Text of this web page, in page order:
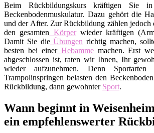
Beim Rückbildungskurs kräftigen Sie
Beckenbodenmuskulatur. Dazu gehört die
und der After. Zur Rückbildung zählen jedoch
den gesamten Körperwieder kräftigen
Damit Sie dieÜbungen richtig machen,
besten bei einerHebammemachen. Erst
abgeschlossen ist, raten wir Ihnen, Ihr
wieder aufzunehmen. Denn
Trampolinspringen belasten den
Rückbildung, dann gewohnter Sport.
Wann beginnt in
ein empfehlenswerter